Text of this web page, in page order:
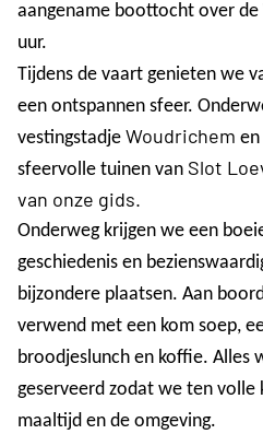
aangename boottocht over
uur.
Tijdens de vaart genieten we
een ontspannen sfeer.
vestingstadje Woudrichem
sfeervolle tuinen van Slot
van onze gids.
Onderweg krijgen we een
geschiedenis en
bijzondere plaatsen. Aan
verwend met een kom soep,
broodjeslunch en koffie. Alles
geserveerd zodat we ten volle
maaltijd en de omgeving.